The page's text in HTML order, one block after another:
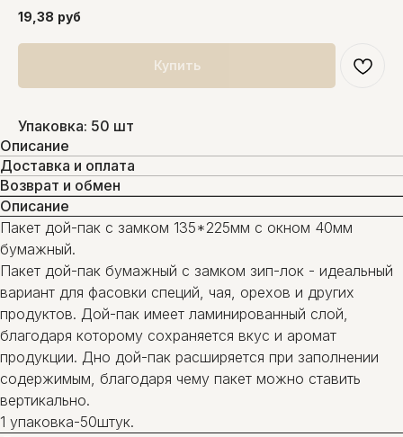
19,38 руб
Купить
Упаковка: 50 шт
Описание
Доставка и оплата
Возврат и обмен
Описание
Пакет дой-пак с замком 135*225мм с окном 40мм
бумажный.
Пакет дой-пак бумажный с замком зип-лок - идеальный
вариант для фасовки специй, чая, орехов и других
продуктов. Дой-пак имеет ламинированный слой,
благодаря которому сохраняется вкус и аромат
продукции. Дно дой-пак расширяется при заполнении
содержимым, благодаря чему пакет можно ставить
вертикально.
1 упаковка-50штук.